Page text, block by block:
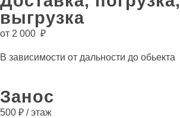
выгрузка
от 2 000 ₽
В зависимости от дальности до обьекта
Занос
500 ₽ / этаж